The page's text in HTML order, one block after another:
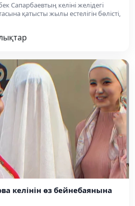
Сапарбаевтың келіні желідегі
қатысты жылы естелігін бөлісті,
келінін өз бейнебаянына